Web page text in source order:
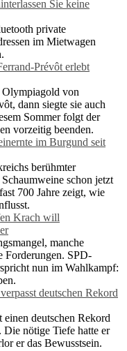
Sie keine
private
im Mietwagen
Prévôt erlebt
Olympiagold von
dann siegte sie auch
Sommer folgt der
vorzeitig beenden.
im Burgund seit
berühmter
schon jetzt
700 Jahre zeigt, wie
Krach will
manche
Forderungen. SPD-
nun im Wahlkampf:
deutschen Rekord
deutschen Rekord
Die nötige Tiefe hatte er
er das Bewusstsein.